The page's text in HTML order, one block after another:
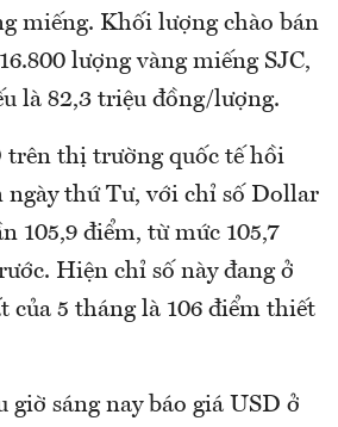
miếng. Khối lượng chào bán
lượng vàng miếng SJC,
là 82,3 triệu đồng/lượng.
trên thị trường quốc tế hồi
ngày thứ Tư, với chỉ số Dollar
105,9 điểm, từ mức 105,7
Hiện chỉ số này đang ở
của 5 tháng là 106 điểm thiết
giờ sáng nay báo giá USD ở